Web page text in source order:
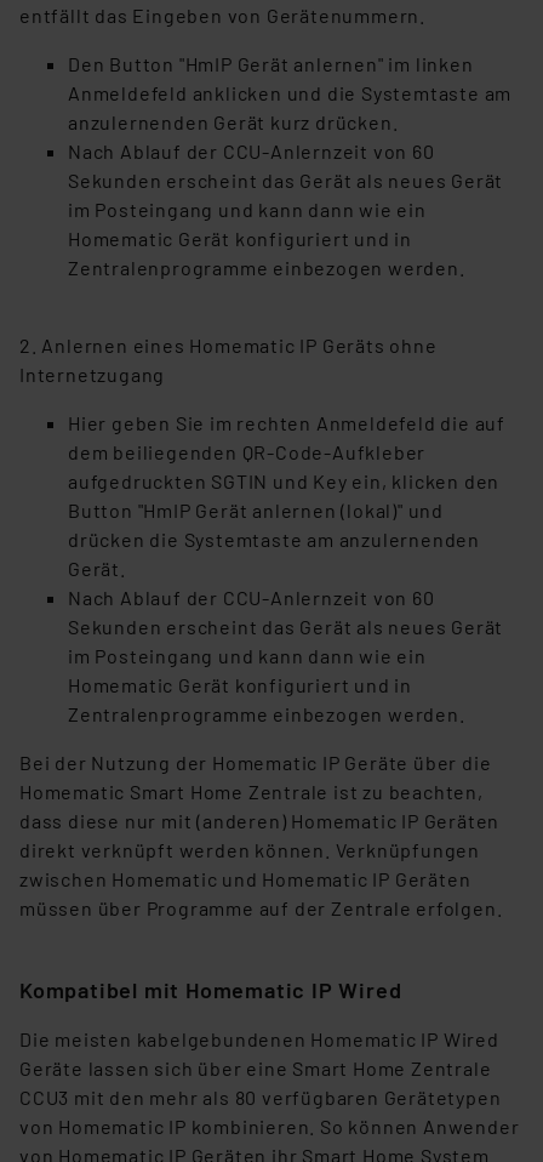
entfällt das Eingeben von Gerätenummern.
Den Button "HmIP Gerät anlernen" im linken
Anmeldefeld anklicken und die Systemtaste am
anzulernenden Gerät kurz drücken.
Nach Ablauf der CCU-Anlernzeit von 60
Sekunden erscheint das Gerät als neues Gerät
im Posteingang und kann dann wie ein
Homematic Gerät konfiguriert und in
Zentralenprogramme einbezogen werden.
2. Anlernen eines Homematic IP Geräts ohne
Internetzugang
Hier geben Sie im rechten Anmeldefeld die auf
dem beiliegenden QR-Code-Aufkleber
aufgedruckten SGTIN und Key ein, klicken den
Button "HmIP Gerät anlernen (lokal)" und
drücken die Systemtaste am anzulernenden
Gerät.
Nach Ablauf der CCU-Anlernzeit von 60
Sekunden erscheint das Gerät als neues Gerät
im Posteingang und kann dann wie ein
Homematic Gerät konfiguriert und in
Zentralenprogramme einbezogen werden.
Bei der Nutzung der Homematic IP Geräte über die
Homematic Smart Home Zentrale ist zu beachten,
dass diese nur mit (anderen) Homematic IP Geräten
direkt verknüpft werden können. Verknüpfungen
zwischen Homematic und Homematic IP Geräten
müssen über Programme auf der Zentrale erfolgen.
Kompatibel mit Homematic IP Wired
Die meisten kabelgebundenen Homematic IP Wired
Geräte lassen sich über eine Smart Home Zentrale
CCU3 mit den mehr als 80 verfügbaren Gerätetypen
von Homematic IP kombinieren. So können Anwender
von Homematic IP Geräten ihr Smart Home System